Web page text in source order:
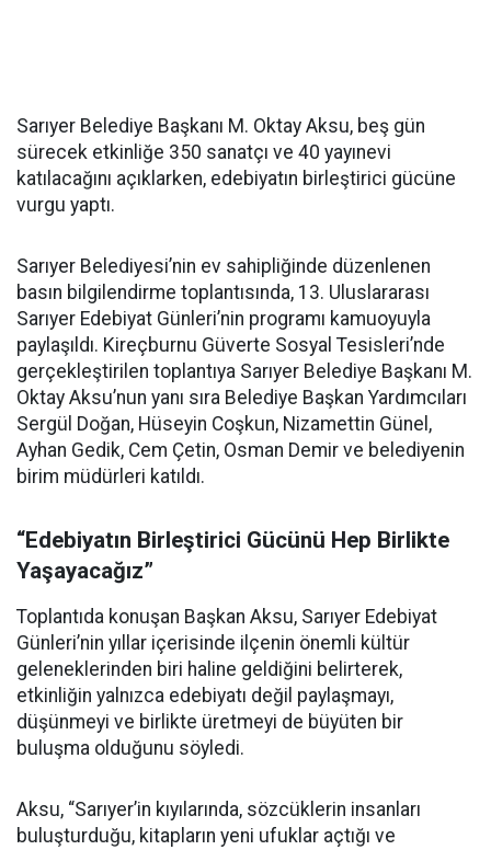
Sarıyer Belediye Başkanı M. Oktay Aksu, beş gün
sürecek etkinliğe 350 sanatçı ve 40 yayınevi
katılacağını açıklarken, edebiyatın birleştirici gücüne
vurgu yaptı.
Sarıyer Belediyesi’nin ev sahipliğinde düzenlenen
basın bilgilendirme toplantısında, 13. Uluslararası
Sarıyer Edebiyat Günleri’nin programı kamuoyuyla
paylaşıldı. Kireçburnu Güverte Sosyal Tesisleri’nde
gerçekleştirilen toplantıya Sarıyer Belediye Başkanı M.
Oktay Aksu’nun yanı sıra Belediye Başkan Yardımcıları
Sergül Doğan, Hüseyin Coşkun, Nizamettin Günel,
Ayhan Gedik, Cem Çetin, Osman Demir ve belediyenin
birim müdürleri katıldı.
“Edebiyatın Birleştirici Gücünü Hep Birlikte
Yaşayacağız”
Toplantıda konuşan Başkan Aksu, Sarıyer Edebiyat
Günleri’nin yıllar içerisinde ilçenin önemli kültür
geleneklerinden biri haline geldiğini belirterek,
etkinliğin yalnızca edebiyatı değil paylaşmayı,
düşünmeyi ve birlikte üretmeyi de büyüten bir
buluşma olduğunu söyledi.
Aksu, “Sarıyer’in kıyılarında, sözcüklerin insanları
buluşturduğu, kitapların yeni ufuklar açtığı ve